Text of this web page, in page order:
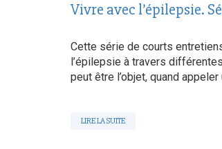
Vivre avec l’épilepsie.
Cette série de courts
l’épilepsie à travers
peut être l’objet, quand
LIRE LA SUITE